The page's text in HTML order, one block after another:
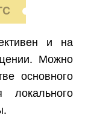
и на
Можно
основного